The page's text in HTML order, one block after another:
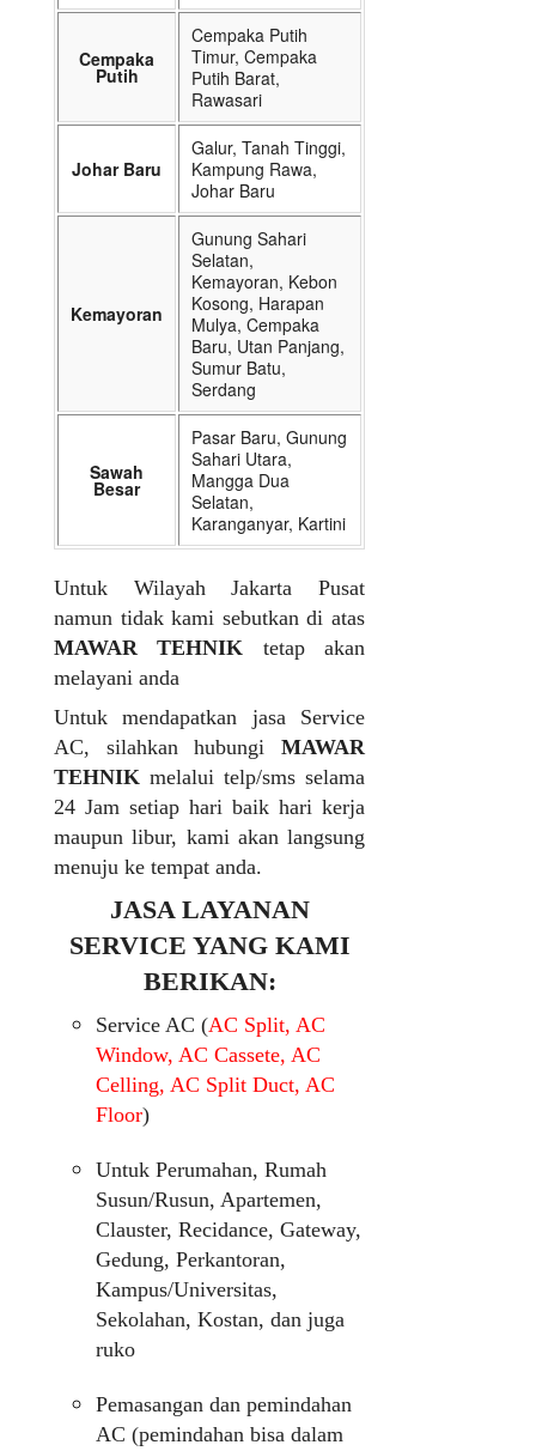
Cempaka
Putih
Cempaka Putih
Timur, Cempaka
Putih Barat,
Rawasari
Johar Baru
Galur, Tanah Tinggi,
Kampung Rawa,
Johar Baru
Kemayoran
Gunung Sahari
Selatan,
Kemayoran, Kebon
Kosong, Harapan
Mulya, Cempaka
Baru, Utan Panjang,
Sumur Batu,
Serdang
Sawah
Besar
Pasar Baru, Gunung
Sahari Utara,
Mangga Dua
Selatan,
Karanganyar, Kartini
Untuk Wilayah Jakarta Pusat
namun tidak kami sebutkan di atas
MAWAR TEHNIK tetap akan
melayani anda
Untuk mendapatkan jasa Service
AC, silahkan hubungi MAWAR
TEHNIK melalui telp/sms selama
24 Jam setiap hari baik hari kerja
maupun libur, kami akan langsung
menuju ke tempat anda.
JASA LAYANAN
SERVICE YANG KAMI
BERIKAN:
Service AC (AC Split, AC
Window, AC Cassete, AC
Celling, AC Split Duct, AC
Floor)
Untuk Perumahan, Rumah
Susun/Rusun, Apartemen,
Clauster, Recidance, Gateway,
Gedung, Perkantoran,
Kampus/Universitas,
Sekolahan, Kostan, dan juga
ruko
Pemasangan dan pemindahan
AC (pemindahan bisa dalam